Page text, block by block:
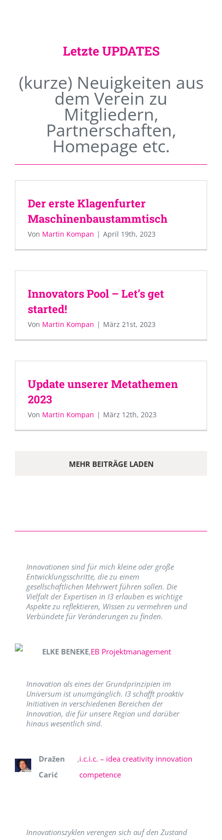
Letzte UPDATES
(kurze) Neuigkeiten aus
dem Verein zu
Mitgliedern,
Partnerschaften,
Homepage etc.
Der erste Klagenfurter
Maschinenbaustammtisch
Von Martin Kompan | April 19th, 2023
Innovators Pool – Let’s get
started!
Von Martin Kompan | März 21st, 2023
Update unserer Metathemen
2023
Von Martin Kompan | März 12th, 2023
MEHR BEITRÄGE LADEN
Innovationen sind für mich kleine oder große
Entwicklungsschritte, die zu einem
gesellschaftlichen Mehrwert führen sollen. Die
Vielfalt der Expertisen in I3 erlauben es wichtige
Aspekte zu reflektieren, Wissen zu vermehren und
Verbündete für Veränderungen zu finden.
ELKE BENEKE,EB Projektmanagement
Innovation als eines der Grundprinzipien im
Universum ist unumgänglich. I3 schafft proaktiv
Initiativen in verschiedenen Bereichen der
Innovation, die für unsere Region und darüber
hinaus wesentlich sind.
Dražen
Carić
,i.c.i.c. – idea creativity innovation
competence
Innovationszyklen verengen sich auf den Zustand